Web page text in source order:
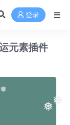
❅❅
登录
元素插件